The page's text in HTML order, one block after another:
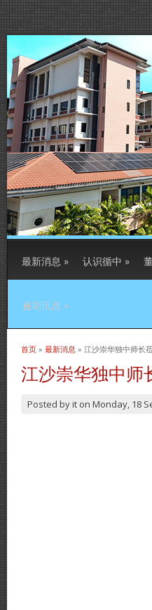
最新消息 » 认识循中 »
逾期讯息 »
当前位置
首页 » 最新消息 » 江沙崇华独中师长
江沙崇华独中师
Posted byit on Monday, 18